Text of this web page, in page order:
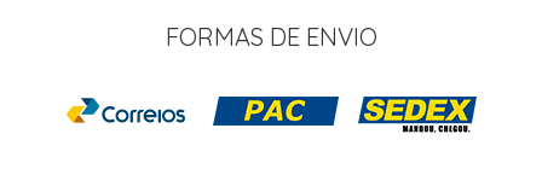
FORMAS DE ENVIO